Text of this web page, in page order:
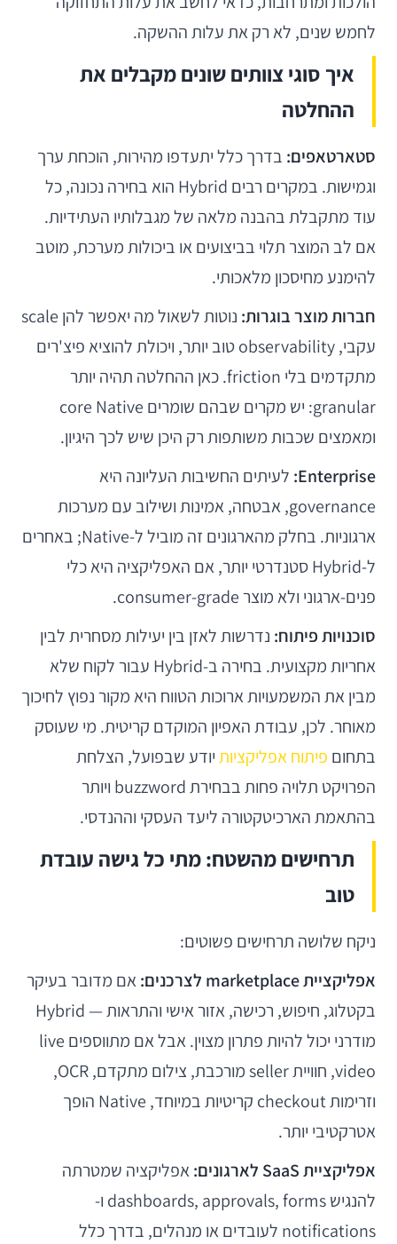
לחמש שנים, לא רק את עלות ההשקה.
איך סוגי צוותים שונים מקבלים את
ההחלטה
סטארטאפים: בדרך כלל יתעדפו מהירות, הוכחת ערך
וגמישות. במקרים רבים Hybrid הוא בחירה נכונה, כל
עוד מתקבלת בהבנה מלאה של מגבלותיו העתידיות.
אם לב המוצר תלוי בביצועים או ביכולות מערכת, מוטב
להימנע מחיסכון מלאכותי.
חברות מוצר בוגרות:
נוטות לשאול מה יאפשר להן scale
עקבי, observability טוב יותר, ויכולת להוציא פיצ'רים
מתקדמים בלי friction. כאן ההחלטה תהיה יותר
granular: יש מקרים שבהם שומרים core Native
ומאמצים שכבות משותפות רק היכן שיש לכך היגיון.
Enterprise: לעיתים החשיבות העליונה היא
governance, אבטחה, אמינות ושילוב עם מערכות
ארגוניות. בחלק מהארגונים זה מוביל ל-Native; באחרים
ל-Hybrid סטנדרטי יותר, אם האפליקציה היא כלי
פנים-ארגוני ולא מוצר consumer-grade.
סוכנויות פיתוח: נדרשות לאזן בין יעילות מסחרית לבין
אחריות מקצועית. בחירה ב-Hybrid עבור לקוח שלא
מבין את המשמעויות ארוכות הטווח היא מקור נפוץ לחיכוך
מאוחר. לכן, עבודת האפיון המוקדם קריטית. מי שעוסק
בתחום פיתוח אפליקציותיודע שבפועל, הצלחת
הפרויקט תלויה פחות בבחירת buzzword ויותר
בהתאמת הארכיטקטורה ליעד העסקי וההנדסי.
תרחישים מהשטח: מתי כל גישה עובדת
טוב
ניקח שלושה תרחישים פשוטים:
אפליקציית marketplace לצרכנים:
אם מדובר בעיקר
בקטלוג, חיפוש, רכישה, אזור אישי והתראות — Hybrid
מודרני יכול להיות פתרון מצוין. אבל אם מתווספים live
video, חוויית seller מורכבת, צילום מתקדם, OCR,
וזרימות checkout קריטיות במיוחד, Native הופך
אטרקטיבי יותר.
אפליקציית SaaS לארגונים:
אפליקציה שמטרתה
להנגיש dashboards, approvals, forms ו-
notifications לעובדים או מנהלים, בדרך כלל